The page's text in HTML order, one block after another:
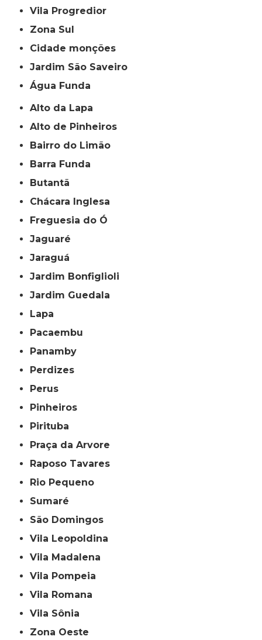
Vila Progredior
Zona Sul
cidade monções
jardim São Saveiro
Água Funda
Alto da Lapa
Alto de Pinheiros
Bairro do Limão
Barra Funda
Butantã
Chácara Inglesa
Freguesia do Ó
Jaguaré
Jaraguá
Jardim Bonfiglioli
Jardim Guedala
Lapa
Pacaembu
Panamby
Perdizes
Perus
Pinheiros
Pirituba
Praça da Arvore
Raposo Tavares
Rio Pequeno
Sumaré
São Domingos
Vila Leopoldina
Vila Madalena
Vila Pompeia
Vila Romana
Vila Sônia
Zona Oeste